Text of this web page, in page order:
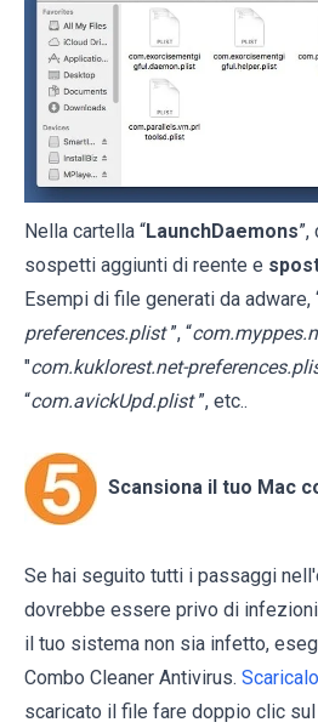
Nella cartella “LaunchDaemons
sospetti aggiunti di reente e
Esempi di file generati da adware,
preferences.plist ”, “
"com.kuklorest.net-
“com.avickUpd.plist ”, etc..
Scansiona il tuo Mac
Se hai seguito tutti i passaggi
dovrebbe essere privo di
il tuo sistema non sia infetto,
Combo Cleaner Antivirus. Scaricalo
scaricato il file fare doppio clic